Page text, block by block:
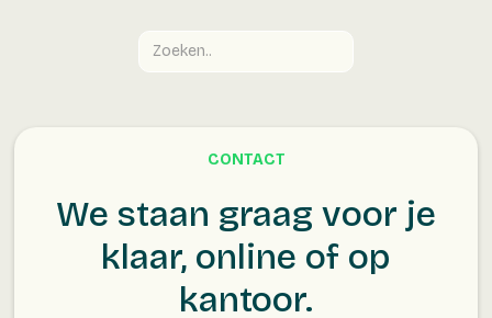
CONTACT
We staan graag voor je
klaar, online of op
kantoor.